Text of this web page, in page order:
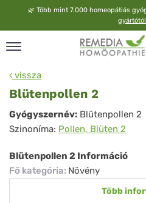
🌿 Több mint 7.000 homeopátiás
gyártótól
vissza
Blütenpollen 2
Blütenpollen
2
Gyógyszernév: Blütenpollen 2
Szinoníma: Pollen, Blüten 2
Blütenpollen 2 Információ
Fő kategória: Növény
Több